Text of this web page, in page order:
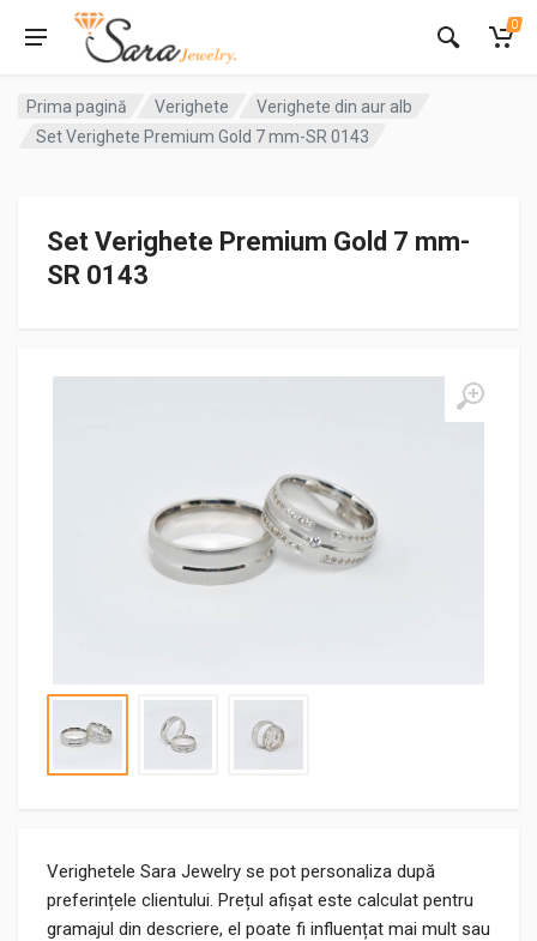
0
Prima pagină Verighete
Verighete din aur alb
Set Verighete Premium Gold 7 mm-SR 0143
Set Verighete Premium Gold 7 mm-
SR 0143
Verighetele Sara Jewelry se pot personaliza după
preferințele clientului. Prețul afișat este calculat pentru
gramajul din descriere, el poate fi influențat mai mult sau